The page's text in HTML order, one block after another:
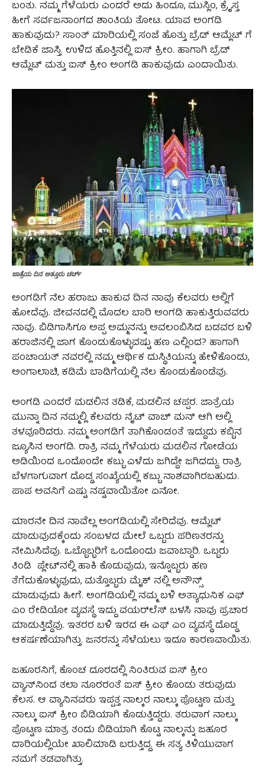
ಬಂತು. ನಮ್ಮ ಗೆಳೆಯರು ಎಂದರೆ ಅದು ಹಿಂದೂ, ಮುಸ್ಲಿಂ, ಕ್ರೈಸ್ತ
ಹೀಗೆ ಸರ್ವಜನಾಂಗದ ಶಾಂತಿಯ ತೋಟ. ಯಾವ ಅಂಗಡಿ
ಹಾಕುವುದು? ಸಾಂತ್‌ ಮಾರಿಯಲ್ಲಿ ಸಂಜೆ ಹೊತ್ತು ಬ್ರೆಡ್‌ ಆಮ್ಲೆಟ್‌ ಗೆ
ಬೇಡಿಕೆ ಜಾಸ್ತಿ. ಉಳಿದ ಹೊತ್ತಿನಲ್ಲಿ ಐಸ್‌ ಕ್ರೀಂ. ಹಾಗಾಗಿ ಬ್ರೆಡ್‌
ಆಮ್ಲೆಟ್‌ ಮತ್ತು ಐಸ್‌ ಕ್ರೀಂ ಅಂಗಡಿ ಹಾಕುವುದು ಎಂದಾಯಿತು.
ಜಾತ್ರೆಯ ದಿನ ಅತ್ತೂರು ಚರ್ಚ್‌
ಅಂಗಡಿಗೆ ನೆಲ ಹರಾಜು ಹಾಕುವ ದಿನ ನಾವು ಕೆಲವರು ಅಲ್ಲಿಗೆ
ಹೋದೆವು. ಜೀವನದಲ್ಲಿ ಮೊದಲ ಬಾರಿ ಅಂಗಡಿ ಹಾಕುತ್ತಿರುವವರು
ನಾವು. ಬಿಡಿಗಾಸಿಗೂ ಅಪ್ಪ ಅಮ್ಮನನ್ನು ಅವಲಂಬಿಸಿದ ಬಡವರ ಬಳಿ
ಹರಾಜಿನಲ್ಲಿ ಜಾಗ ಕೊಂಡುಕೊಳ್ಳುವಷ್ಟು ಹಣ ಎಲ್ಲಿಂದ? ಹಾಗಾಗಿ
ಪಂಚಾಯತ್‌ ನವರಲ್ಲಿ ನಮ್ಮ ಆರ್ಥಿಕ ದುಸ್ಥಿತಿಯನ್ನು ಹೇಳಿಕೊಂಡು,
ಅಂಗಾಲಾಚಿ, ಕಡಿಮೆ ಬಾಡಿಗೆಯಲ್ಲಿ ನೆಲ ಕೊಂಡುಕೊಂಡೆವು.
ಅಂಗಡಿ ಎಂದರೆ ಮಡಲಿನ ತಡಿಕೆ, ಮಡಲಿನ ಚಪ್ಪರ. ಜಾತ್ರೆಯ
ಮುನ್ನಾ ದಿನ ನಮ್ಮಲ್ಲಿ ಕೆಲವರು ನೈಟ್‌ ವಾಚ್‌ ಮನ್‌ ಆಗಿ ಅಲ್ಲಿ
ತಳವೂರಿದರು. ನಮ್ಮ ಅಂಗಡಿಗೆ ತಾಗಿಕೊಂಡಂತೆ ಇದ್ದುದು ಕಬ್ಬಿನ
ಜ್ಯೂಸಿನ ಅಂಗಡಿ. ರಾತ್ರಿ ನಮ್ಮ ಗೆಳೆಯರು ಮಡಲಿನ ಗೋಡೆಯ
ಅಡಿಯಿಂದ ಒಂದೊಂದೇ ಕಬ್ಬು ಎಳೆದು ಜಗಿದ್ದೇ ಜಗಿದದ್ದು. ರಾತ್ರಿ
ಬೆಳಗಾಗುವಾಗ ದೊಡ್ಡ ಸಂಖ್ಯೆಯಲ್ಲಿ ಕಬ್ಬು ನಾಶವಾಗಿರಬಹುದು.
ಪಾಪ ಅವನಿಗೆ ಎಷ್ಟು ನಷ್ಟವಾಯಿತೋ ಏನೋ.
ಮಾರನೇ ದಿನ ನಾವೆಲ್ಲ ಅಂಗಡಿಯಲ್ಲಿ ಸೇರಿದೆವು. ಆಮ್ಲೆಟ್‌
ಮಾಡುವುದಕ್ಕೆಂದು ಸಂಬಳದ ಮೇಲೆ ಒಬ್ಬರು ಪರಿಣತರನ್ನು
ನೇಮಿಸಿದೆವು. ಒಬ್ಬೊಬ್ಬರಿಗೆ ಒಂದೊಂದು ಜವಾಬ್ದಾರಿ. ಒಬ್ಬರು
ತಿಂಡಿ ಪ್ಲೇಟ್‌ನಲ್ಲಿ ಹಾಕಿ ಕೊಡುವುದು, ಇನ್ನೊಬ್ಬರು ಹಣ
ತೆಗೆದುಕೊಳ್ಳುವುದು, ಮತ್ತೊಬ್ಬರು ಮೈಕ್‌ ನಲ್ಲಿ ಅನೌನ್ಸ್
ಮಾಡುವುದು ಹೀಗೆ. ಅಂಗಡಿಯಲ್ಲಿ ನಮ್ಮ ಬಳಿ ಅತ್ಯಾಧುನಿಕ ಎಫ್‌
ಎಂ ರೇಡಿಯೋ ವ್ಯವಸ್ಥೆ ಇದ್ದು ವಯರ್‌ಲೆಸ್‌ ಬಳಸಿ ನಾವು ಪ್ರಚಾರ
ಮಾಡುತ್ತಿದ್ದೆವು. ಇತರರ ಬಳಿ ಇರದ ಈ ಎಫ್‌ ಎಂ ವ್ಯವಸ್ಥೆ ದೊಡ್ಡ
ಆಕರ್ಷಣೆಯಾಗಿತ್ತು. ಜನರನ್ನು ಸೆಳೆಯಲು ಇದೂ ಕಾರಣವಾಯಿತು.
ಜಹೂರನಿಗೆ, ಕೊಂಚ ದೂರದಲ್ಲಿ ನಿಂತಿರುವ ಐಸ್‌ ಕ್ರೀಂ
ವ್ಯಾನ್‌ನಿಂದ ತಲಾ ನೂರರಂತೆ ಐಸ್ ಕ್ರೀಂ ಕೊಂಡು ತರುವುದು
ಕೆಲಸ. ಆ ವ್ಯಾನಿನವರು ಇಪ್ಪತ್ತ ನಾಲ್ಕರ ನಾಲ್ಕು ಪೊಟ್ಟಣ ಮತ್ತು
ನಾಲ್ಕು ಐಸ್‌ ಕ್ರೀಂ ಬಿಡಿಯಾಗಿ ಕೊಡುತ್ತಿದ್ದರು. ತರುವಾಗ ನಾಲ್ಕು
ಪೊಟ್ಟಣ ಮಾತ್ರ ತಂದು ಬಿಡಿಯಾಗಿ ಕೊಟ್ಟ ನಾಲ್ಕನ್ನು ಜಹೂರ
ದಾರಿಯಲ್ಲಿಯೇ ಖಾಲಿಮಾಡಿ ಬರುತ್ತಿದ್ದ. ಈ ಸತ್ಯ ತಿಳಿಯುವಾಗ
ನಮಗೆ ತಡವಾಗಿತ್ತು.